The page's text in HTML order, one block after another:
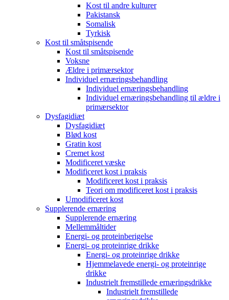
Kost til andre kulturer
Pakistansk
Somalisk
Tyrkisk
Kost til småtspisende
Kost til småtspisende
Voksne
Ældre i primærsektor
Individuel ernæringsbehandling
Individuel ernæringsbehandling
Individuel ernæringsbehandling til ældre i
primærsektor
Dysfagidiæt
Dysfagidiæt
Blød kost
Gratin kost
Cremet kost
Modificeret væske
Modificeret kost i praksis
Modificeret kost i praksis
Teori om modificeret kost i praksis
Umodificeret kost
Supplerende ernæring
Supplerende ernæring
Mellemmåltider
Energi- og proteinberigelse
Energi- og proteinrige drikke
Energi- og proteinrige drikke
Hjemmelavede energi- og proteinrige
drikke
Industrielt fremstillede ernæringsdrikke
Industrielt fremstillede